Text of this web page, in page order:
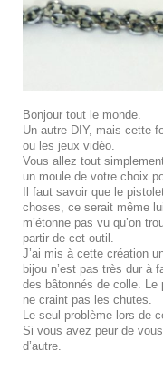
Bonjour tout le monde.
Un autre DIY, mais cette
ou les jeux vidéo.
Vous allez tout
un moule de votre choix
Il faut savoir que le
choses, ce serait même
m’étonne pas vu qu’on
partir de cet outil.
J’ai mis à cette création
bijou n’est pas très dur à
des bâtonnés de colle.
ne craint pas les chutes.
Le seul problème lors de
Si vous avez peur de vous
d’autre.